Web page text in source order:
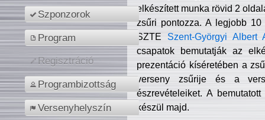
Szponzorok
Program
Regisztráció
Programbizottság
Versenyhelyszín
elkészített munka rövid 2
zsűri pontozza. A legjobb
SZTE Szent-Györgyi Albert
csapatok bemutatják az
prezentáció kíséretében a
verseny zsűrije és a
észrevételeiket. A
készül majd.